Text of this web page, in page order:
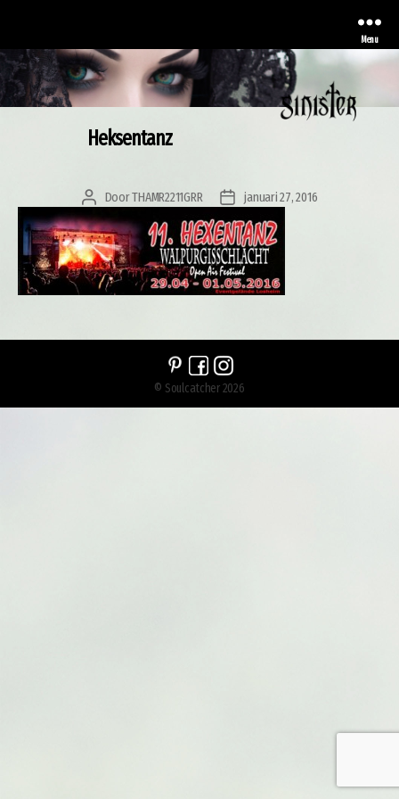
Menu
Heksentanz
Berichtauteur
DoorTHAMR2211GRR Berichtdatum
januari 27, 2016
© Soulcatcher 2026